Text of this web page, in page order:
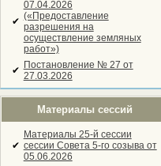
✔
07.04.2026
(«Предоставление
разрешения на
осуществление земляных
работ»)
✔ Постановление № 27 от
27.03.2026
Материалы сессий
✔
Материалы 25-й сессии
сессии Совета 5-го созыва от
05.06.2026